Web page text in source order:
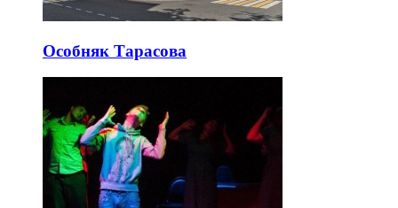
Особняк Тарасова